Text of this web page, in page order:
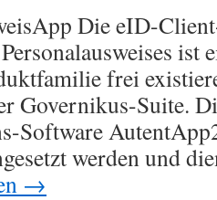
Die eID-
ist
frei
Governikus-Suite.
Software
werden und
→